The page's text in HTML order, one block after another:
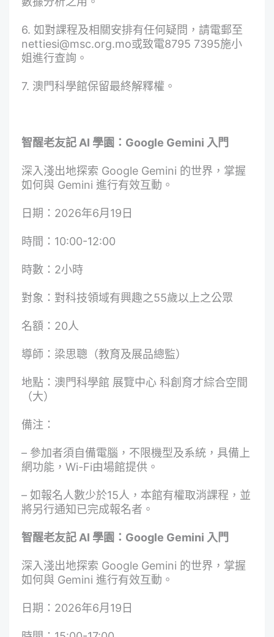
6. 如對課程及相關安排有任何疑問，請電郵至
nettiesi@msc.org.mo或致電8795 7395施小
姐進行查詢。
7. 澳門科學館保留最終解釋權。
智醒老友記 AI 學園：Google Gemini 入門
深入淺出地探索 Google Gemini 的世界，掌握
如何與 Gemini 進行有效互動。
日期：2026年6月19日
時間：10:00-12:00
時數：2小時
對象：對科技領域有興趣之55歲以上之公眾
名額：20人
導師：梁思聰（教育及展品總監）
地點：澳門科學館 展覽中心 科創育才綜合空間
（大）
備注：
– 參加者須自備電腦，不限機型及系統，具備上
網功能，Wi-Fi由場館提供。
– 如報名人數少於15人，本館有權取消課程，並
將另行通知已完成報名者。
智醒老友記 AI 學園：Google Gemini 入門
深入淺出地探索 Google Gemini 的世界，掌握
如何與 Gemini 進行有效互動。
日期：2026年6月19日